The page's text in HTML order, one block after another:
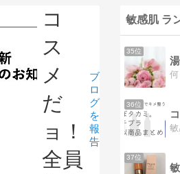
コ
ス
メ
だ
ョ！
全員
ブ
ロ
グ
を
報
告
敏感肌 ラ
35位
36位
37位